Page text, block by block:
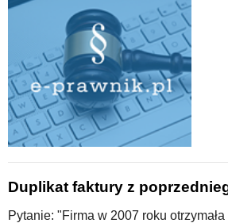
Duplikat faktury z
Pytanie: "Firma w 2007 roku